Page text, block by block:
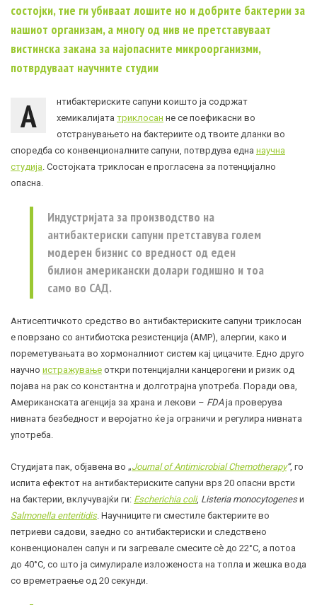
состојки, тие ги убиваат лошите но и добрите бактерии за
нашиот организам, а многу од нив не претставуваат
вистинска закана за најопасните микроорганизми,
потврдуваат научните студии
А
нтибактериските сапуни коишто ја содржат
хемикалијата триклосан не се поефикасни во
отстранувањето на бактериите од твоите дланки во
споредба со конвенционалните сапуни, потврдува една научна
студија . Состојката триклосан е прогласена за потенцијално
опасна.
Индустријата за производство на
антибактериски сапуни претставува голем
модерен бизнис со вредност од еден
билион американски долари годишно и тоа
само во САД.
Антисептичкото средство во антибактериските сапуни триклосан
е поврзано со антибиотска резистенција (АМР), алергии, како и
пореметувањата во хормоналниот систем кај цицачите. Едно друго
научно истражување откри потенцијални канцерогени и ризик од
појава на рак со константна и долготрајна употреба. Поради ова,
Американската агенција за храна и лекови – FDA ја проверува
нивната безбедност и веројатно ќе ја ограничи и регулира нивната
употреба.
Студијата пак, објавена во „Journal of Antimicrobial Chemotherapy“, го
испита ефектот на антибактериските сапуни врз 20 опасни врсти
на бактерии, вклучувајќи ги: Escherichia coli, Listeria monocytogenesи
Salmonella enteritidis. Научниците ги сместиле бактериите во
петриеви садови, заедно со антибактериски и следствено
конвенционален сапун и ги загревале смесите сè до 22°С, а потоа
до 40°С, со што ја симулирале изложеноста на топла и жешка вода
со времетраење од 20 секунди.